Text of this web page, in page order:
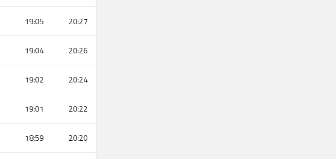
19:05
20:27
19:04
20:26
19:02
20:24
19:01
20:22
18:59
20:20